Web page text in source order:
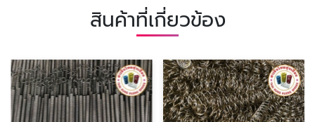
สินค้าที่เกี่ยวข้อง